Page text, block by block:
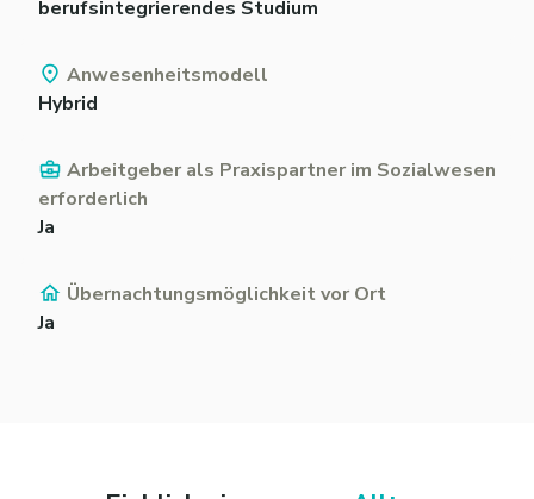
berufsintegrierendes Studium
Anwesenheitsmodell
Hybrid
Arbeitgeber als Praxispartner im Sozialwesen
erforderlich
Ja
Übernachtungsmöglichkeit vor Ort
Ja